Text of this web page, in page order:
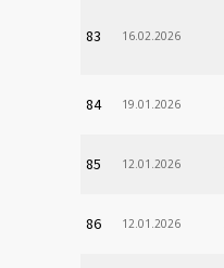
83 16.02.2026
84 19.01.2026
85 12.01.2026
86 12.01.2026